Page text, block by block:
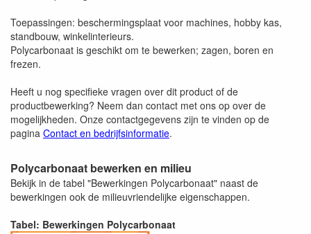
Toepassingen: beschermingsplaat voor machines, hobby kas,
standbouw, winkelinterieurs.
Polycarbonaat is geschikt om te bewerken; zagen, boren en
frezen.
Heeft u nog specifieke vragen over dit product of de
productbewerking? Neem dan contact met ons op over de
mogelijkheden. Onze contactgegevens zijn te vinden op de
pagina Contact en bedrijfsinformatie.
Polycarbonaat bewerken en milieu
Bekijk in de tabel "Bewerkingen Polycarbonaat" naast de
bewerkingen ook de milieuvriendelijke eigenschappen.
Tabel: Bewerkingen Polycarbonaat